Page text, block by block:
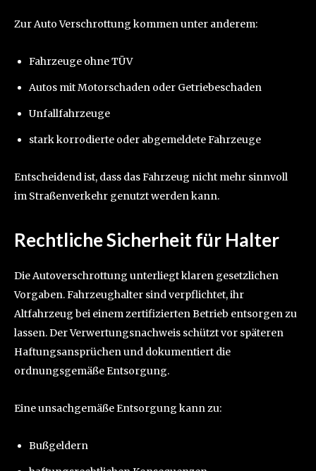
Zur Auto Verschrottung kommen unter anderem:
Fahrzeuge ohne TÜV
Autos mit Motorschaden oder Getriebeschaden
Unfallfahrzeuge
stark korrodierte oder abgemeldete Fahrzeuge
Entscheidend ist, dass das Fahrzeug nicht mehr sinnvoll
im Straßenverkehr genutzt werden kann.
Rechtliche Sicherheit für Halter
Die Autoverschrottung unterliegt klaren gesetzlichen
Vorgaben. Fahrzeughalter sind verpflichtet, ihr
Altfahrzeug bei einem zertifizierten Betrieb entsorgen zu
lassen. Der Verwertungsnachweis schützt vor späteren
Haftungsansprüchen und dokumentiert die
ordnungsgemäße Entsorgung.
Eine unsachgemäße Entsorgung kann zu:
Bußgeldern